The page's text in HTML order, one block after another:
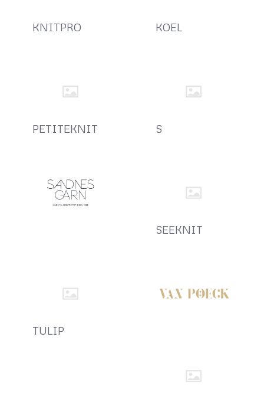
KNITPRO KOEL
PETITEKNIT S
SEEKNIT
TULIP